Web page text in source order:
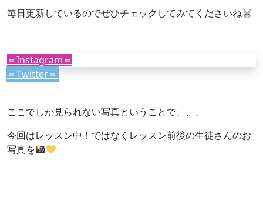
毎日更新しているのでぜひチェックしてみてくださいね
＝Instagram＝
＝Twitter＝
ここでしか見られない写真ということで、、、
今回はレッスン中！ではなくレッスン前後の生徒さんのお
写真を